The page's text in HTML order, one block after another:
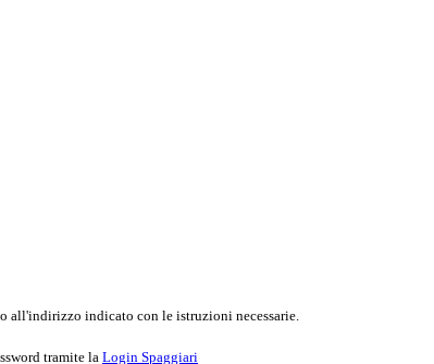
all'indirizzo indicato con le istruzioni necessarie.
tramite la Login Spaggiari